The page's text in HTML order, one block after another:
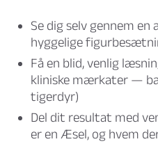
Se dig selv gennem
hyggelige
Få en blid, venlig
kliniske mærkater —
tigerdyr)
Del dit resultat med
er en Æsel, og hvem